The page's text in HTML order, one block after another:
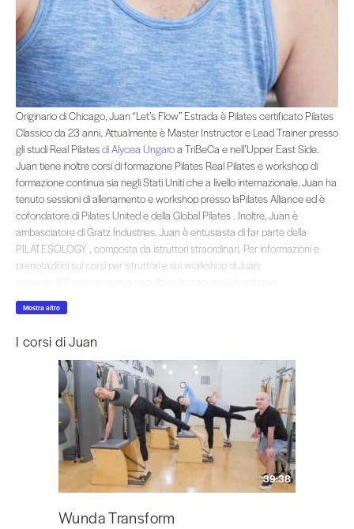
Originario di Chicago, Juan “Let’s Flow” Estrada è Pilates certificato Pilates
Originario di Chicago, Juan “Let’s Flow” Estrada è Pilates certificato Pilates
Classico da 23 anni. Attualmente è Master Instructor e Lead Trainer presso
gli studi Real Pilatesdi Alycea Ungaroa TriBeCa e nell’Upper East Side.
Juan tiene inoltre corsi di formazione Pilates Real Pilates e workshop di
formazione continua sia negli Stati Uniti che a livello internazionale. Juan ha
tenuto sessioni di allenamento e workshop presso laPilates Alliance ed è
cofondatore di Pilates United e della Global Pilates . Inoltre, Juan è
ambasciatore di Gratz Industries. Juan è entusiasta di far parte della
PILATESOLOGY , composta da istruttori straordinari. Per informazioni e
prenotazioni sui corsi per istruttori e sui workshop di Juan:
Mostra altro
I corsi di Juan
39:38
Wunda Transform